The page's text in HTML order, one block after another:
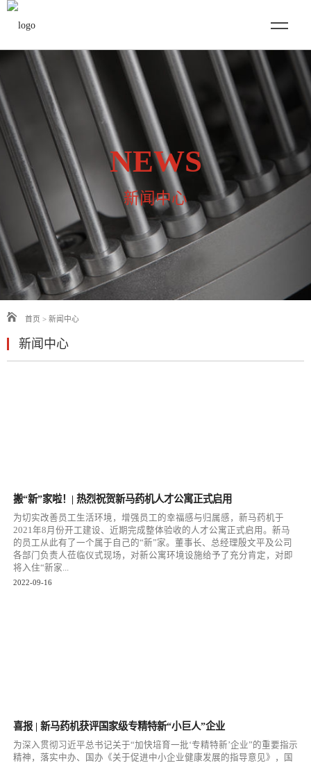
NEWS
新闻中心
首页 > 新闻中心
新闻中心
搬“新”家啦！| 热烈祝贺新马药机人才公寓正式启用
为切实改善员⼯⽣活环境，增强员⼯的幸福感与归属感，新马药机于
2021年8月份开工建设、近期完成整体验收的人才公寓正式启用。新马
的员工从此有了⼀个属于⾃⼰的“新”家。董事长、总经理殷文平及公司
各部门负责人莅临仪式现场，对新公寓环境设施给予了充分肯定，对即
将⼊住“新家...
2022-09-16
喜报 | 新马药机获评国家级专精特新“小巨人”企业
为深入贯彻习近平总书记关于“加快培育一批‘专精特新’企业”的重要指示
精神，落实中办、国办《关于促进中小企业健康发展的指导意见》，国